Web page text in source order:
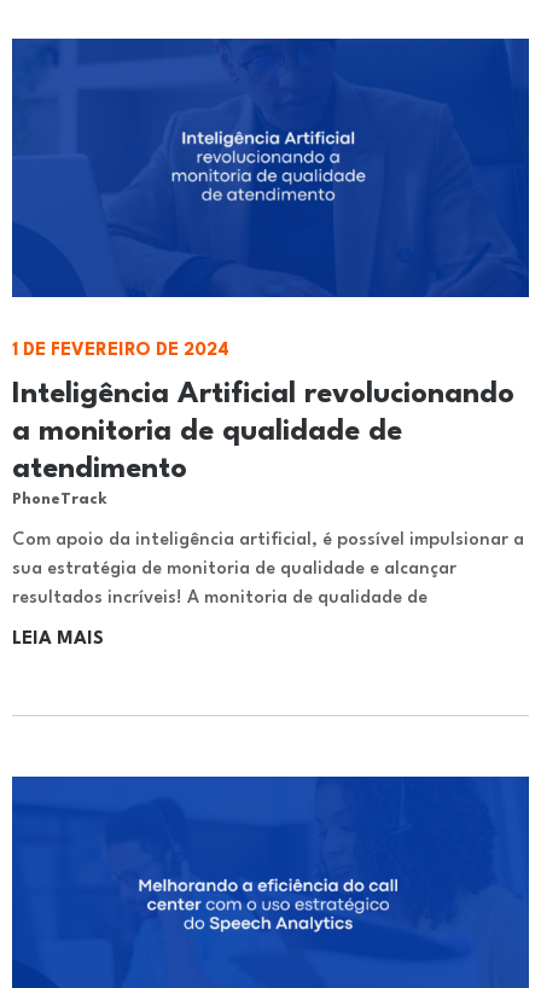
Inteligência Artificial revolucionando
a monitoria de qualidade de
atendimento
PhoneTrack
1 DE FEVEREIRO DE 2024
Com apoio da inteligência artificial, é possível impulsionar a
sua estratégia de monitoria de qualidade e alcançar
resultados incríveis! A monitoria de qualidade de
LEIA MAIS